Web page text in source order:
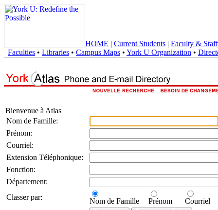
HOME | Current Students | Faculty & Staff
Faculties • Libraries • Campus Maps • York U Organization •
Bienvenue à Atlas
Nom de Famille:
Prénom:
Courriel:
Extension Téléphonique:
Fonction:
Département:
Classer par:
Nom de Famille Prénom Courriel